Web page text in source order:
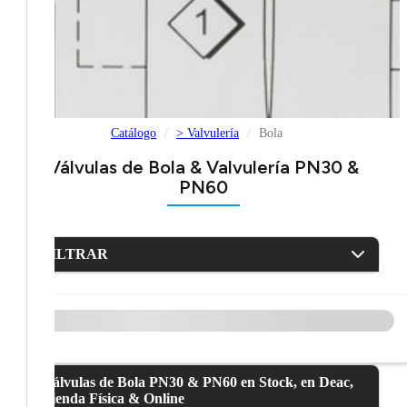
Catálogo > Valvulería Bola
Válvulas de Bola & Valvulería PN30 &
PN60
FILTRAR
Válvulas de Bola PN30 & PN60 en Stock, en Deac,
Tienda Física & Online